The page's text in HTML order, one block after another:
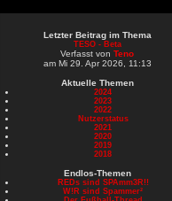
Letzter Beitrag im Thema
TESO - Beta
Verfasst von Teno
am Mi 29. Apr 2026, 11:13
Aktuelle Themen
2024
2023
2022
Nutzerstatus
2021
2020
2019
2018
Endlos-Themen
REDs sind SPAmm3R!!
W!R sind Spammer²